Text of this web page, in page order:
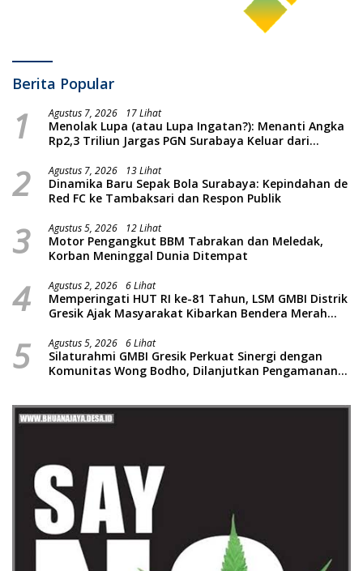
Berita Popular
1 Agustus 7, 2026 17 Lihat
Menolak Lupa (atau Lupa Ingatan?): Menanti Angka
Rp2,3 Triliun Jargas PGN Surabaya Keluar dari
2 Agustus 7, 2026 13 Lihat
Dinamika Baru Sepak Bola Surabaya: Kepindahan de
Red FC ke Tambaksari dan Respon Publik
3 Agustus 5, 2026 12 Lihat
Motor Pengangkut BBM Tabrakan dan Meledak,
Korban Meninggal Dunia Ditempat
4 Agustus 2, 2026 6 Lihat
Memperingati HUT RI ke-81 Tahun, LSM GMBI Distrik
Gresik Ajak Masyarakat Kibarkan Bendera Merah
5 Agustus 5, 2026 6 Lihat
Silaturahmi GMBI Gresik Perkuat Sinergi dengan
Komunitas Wong Bodho, Dilanjutkan Pengamanan